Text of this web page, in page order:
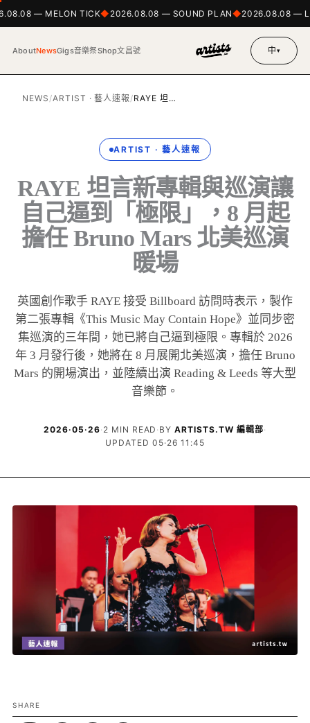
— MELON TICK 2026.08.08 — SOUND PLAN 2026.08.08 —
AboutNewsGigs音樂祭Shop文昌號 中▾
NEWS /ARTIST · 藝人速報 /RAYE 坦…
ARTIST · 藝人速報
RAYE 坦言新專輯與巡演讓
自己逼到「極限」，8 月起
擔任 Bruno Mars 北美巡演
暖場
英國創作歌手 RAYE 接受 Billboard 訪問時表示，製作
第二張專輯《This Music May Contain Hope》並同步密
集巡演的三年間，她已將自己逼到極限。專輯於 2026
年 3 月發行後，她將在 8 月展開北美巡演，擔任 Bruno
Mars 的開場演出，並陸續出演 Reading & Leeds 等大型
音樂節。
2026·05·26· 2 MIN READ · BYARTISTS.TW 編輯部·
UPDATED 05·26 11:45
SHARE